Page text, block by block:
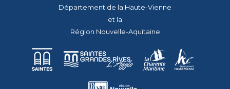
Département de la Haute-Vienne
et la
Région Nouvelle-Aquitaine